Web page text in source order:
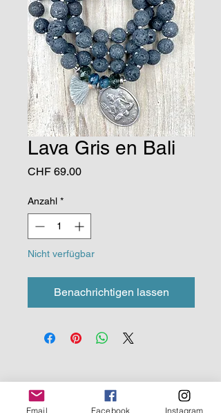
Lava Gris en Bali
CHF 69.00Preis
Anzahl *
Nicht verfügbar
Benachrichtigen lassen
Email Facebook Instagram